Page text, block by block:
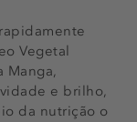
Vegetal
Manga,
e brilho,
da nutrição o